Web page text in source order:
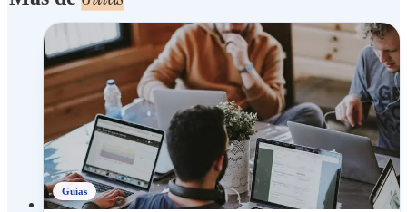
Guías